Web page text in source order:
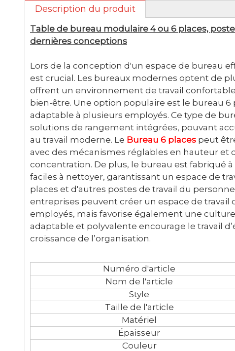
Description du produit
Table de bureau modulaire 4 ou 6 places,
dernières conceptions
Lors de la conception d'un espace de bureau
est crucial. Les bureaux modernes optent de
offrent un environnement de travail
bien-être. Une option populaire est le bureau
adaptable à plusieurs employés. Ce type de
solutions de rangement intégrées, pouvant
au travail moderne. Le Bureau 6 places peut
avec des mécanismes réglables en hauteur
concentration. De plus, le bureau est fabriqué
faciles à nettoyer, garantissant un espace de
places et d'autres postes de travail du
entreprises peuvent créer un espace de
employés, mais favorise également une
adaptable et polyvalente encourage le travail
croissance de l’organisation.
Numéro d'article
Nom de l'article
Style
Taille de l'article
Matériel
Épaisseur
Couleur